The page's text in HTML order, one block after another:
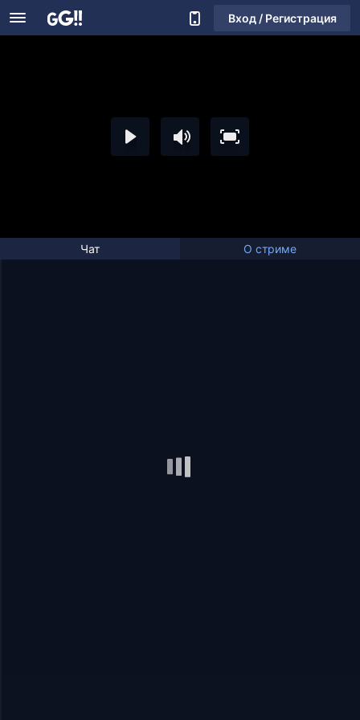
Вход / Регистрация
Чат О стриме